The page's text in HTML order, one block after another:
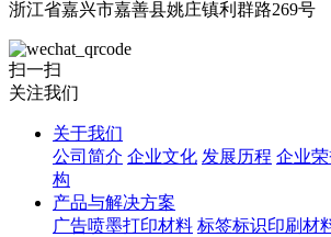
浙江省嘉兴市嘉善县姚庄镇利群路269号
扫一扫
关注我们
关于我们
公司简介 企业文化 发展历程 企业
构
产品与解决方案
广告喷墨打印材料 标签标识印刷材